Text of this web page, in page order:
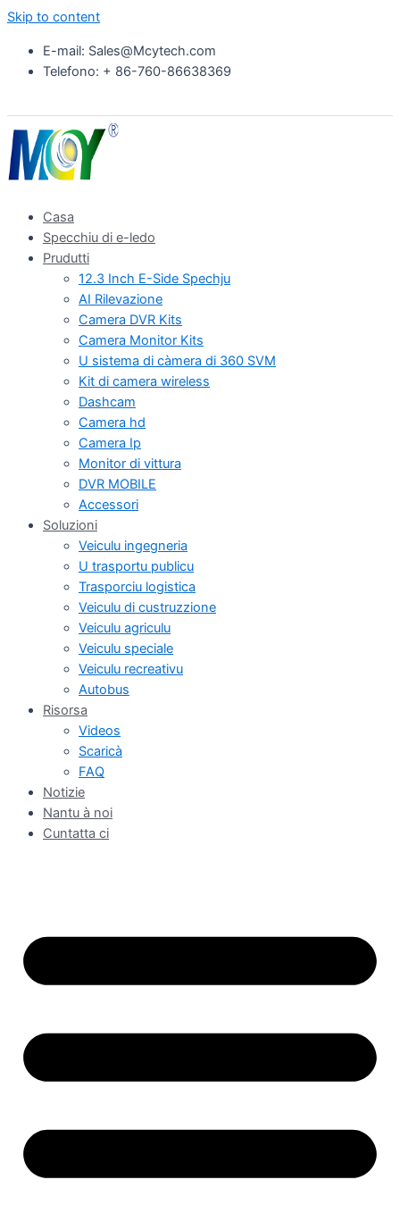
Skip to content
E-mail: Sales@Mcytech.com
Telefono: + 86-760-86638369
Casa
Specchiu di e-ledo
Prudutti
12.3 Inch E-Side Spechju
AI Rilevazione
Camera DVR Kits
Camera Monitor Kits
U sistema di càmera di 360 SVM
Kit di camera wireless
Dashcam
Camera hd
Camera Ip
Monitor di vittura
DVR MOBILE
Accessori
Soluzioni
Veiculu ingegneria
U trasportu publicu
Trasporciu logistica
Veiculu di custruzzione
Veiculu agriculu
Veiculu speciale
Veiculu recreativu
Autobus
Risorsa
Videos
Scaricà
FAQ
Notizie
Nantu à noi
Cuntatta ci